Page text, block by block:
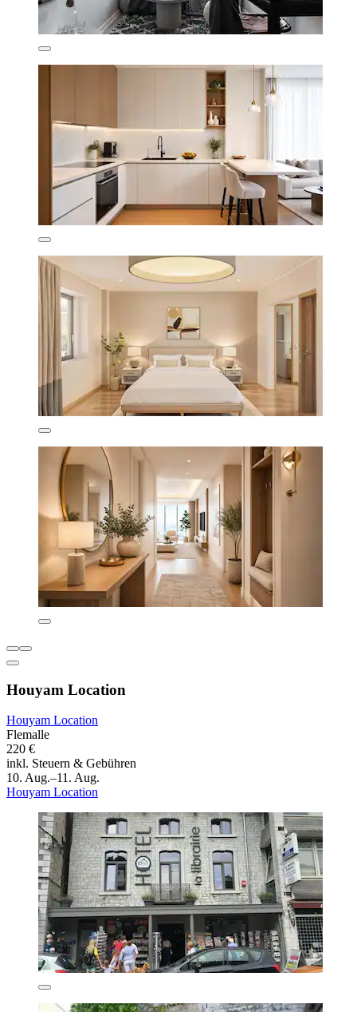
Houyam Location
Houyam Location
Flemalle
220 €
inkl. Steuern & Gebühren
10. Aug.–11. Aug.
Houyam Location